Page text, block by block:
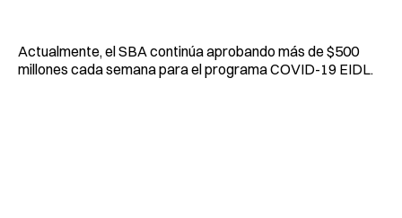
Actualmente, el SBA continúa aprobando más de $500
millones cada semana para el programa COVID-19 EIDL.